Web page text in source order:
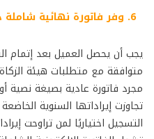
6. وفر فاتورة نهائية شاملة داخل المتجر الإلكتروني
يجب أن يحصل العميل بعد إتمام
متوافقة مع متطلبات هيئة
مجرد فاتورة عادية بصيغة نصية